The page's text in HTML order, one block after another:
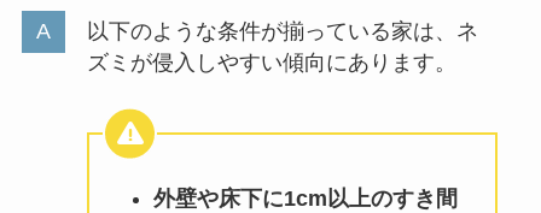
以下のような条件が揃っている家は、ネ
ズミが侵入しやすい傾向にあります。
外壁や床下に1cm以上のすき間